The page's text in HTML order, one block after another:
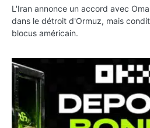
L'Iran annonce un accord avec
dans le détroit d'Ormuz, mais
blocus américain.
OKX relance une campagne